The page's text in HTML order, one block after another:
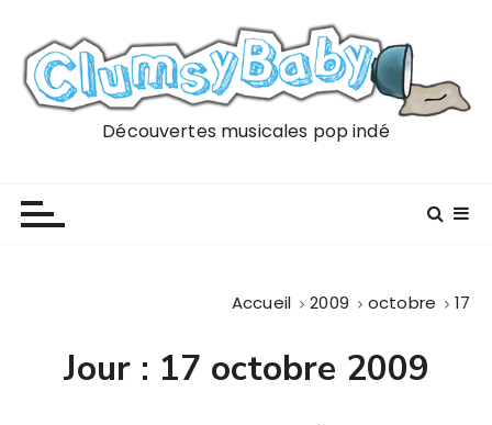
Découvertes musicales pop indé
Accueil 2009 octobre 17
Jour : 17 octobre 2009